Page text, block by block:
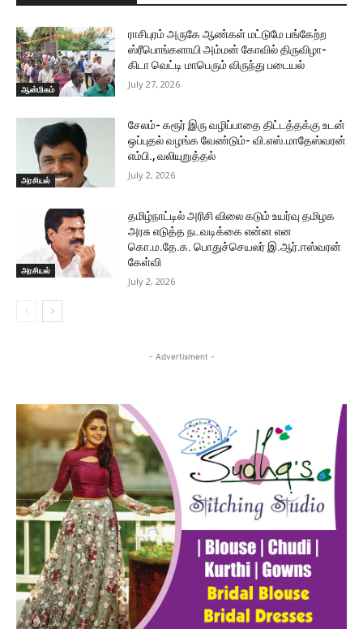
ஆன்மிகம்
ராசிபுரம் அருகே ஆண்கள் மட்டுமே பங்கேற்ற
ஸ்ரீபொங்களாயி அம்மன் கோவில் திருவிழா-
கிடா வெட்டி மாபெரும் விருந்து படையல்
July 27, 2026
அரசியல்
சேலம்- கரூர் இரு வழிப்பாதை திட்டத்தக்கு உடன்
ஒப்புதல் வழங்க வேண்டும்- வி.எஸ்.மாதேஸ்வரன்
எம்பி., வலியுறுத்தல்
July 2, 2026
அரசியல்
தமிழ்நாட்டில் அரிசி விலை கடும் உயர்வு தமிழக
அரசு எடுத்த நடவடிக்கை என்ன என
கொ.ம.தே.க. பொதுச்செயலர் இ.ஆர்.ஈஸ்வரன்
கேள்வி
July 2, 2026
- Advertisment -